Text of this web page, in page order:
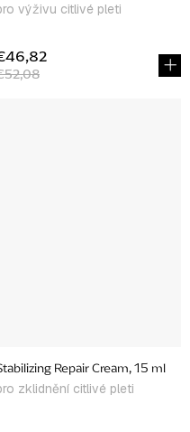
výživu citlivé pleti
Repair Cream, 15 ml
zklidnění citlivé pleti